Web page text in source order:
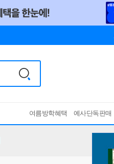
여름방학혜택 예사단독판매